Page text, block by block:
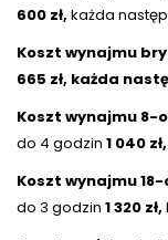
600 zł, każda
Koszt wynajmu
665 zł, każda
Koszt wynajmu 8-
do 4 godzin 1 040 zł,
Koszt wynajmu
do 3 godzin 1 320 zł,